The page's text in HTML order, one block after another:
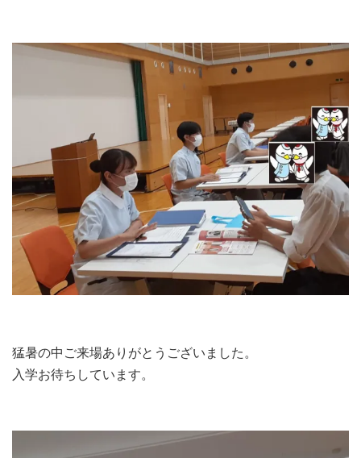
猛暑の中ご来場ありがとうございました。
入学お待ちしています。